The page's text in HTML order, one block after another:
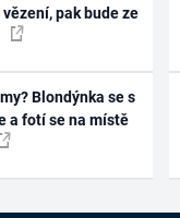
pak bude ze
Blondýnka se s
a fotí se na místě